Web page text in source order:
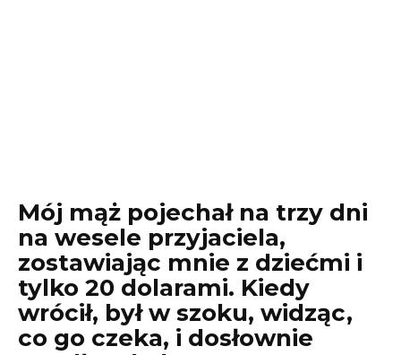
Mój mąż pojechał na trzy dni
na wesele przyjaciela,
zostawiając mnie z dziećmi i
tylko 20 dolarami. Kiedy
wrócił, był w szoku, widząc,
co go czeka, i dosłownie